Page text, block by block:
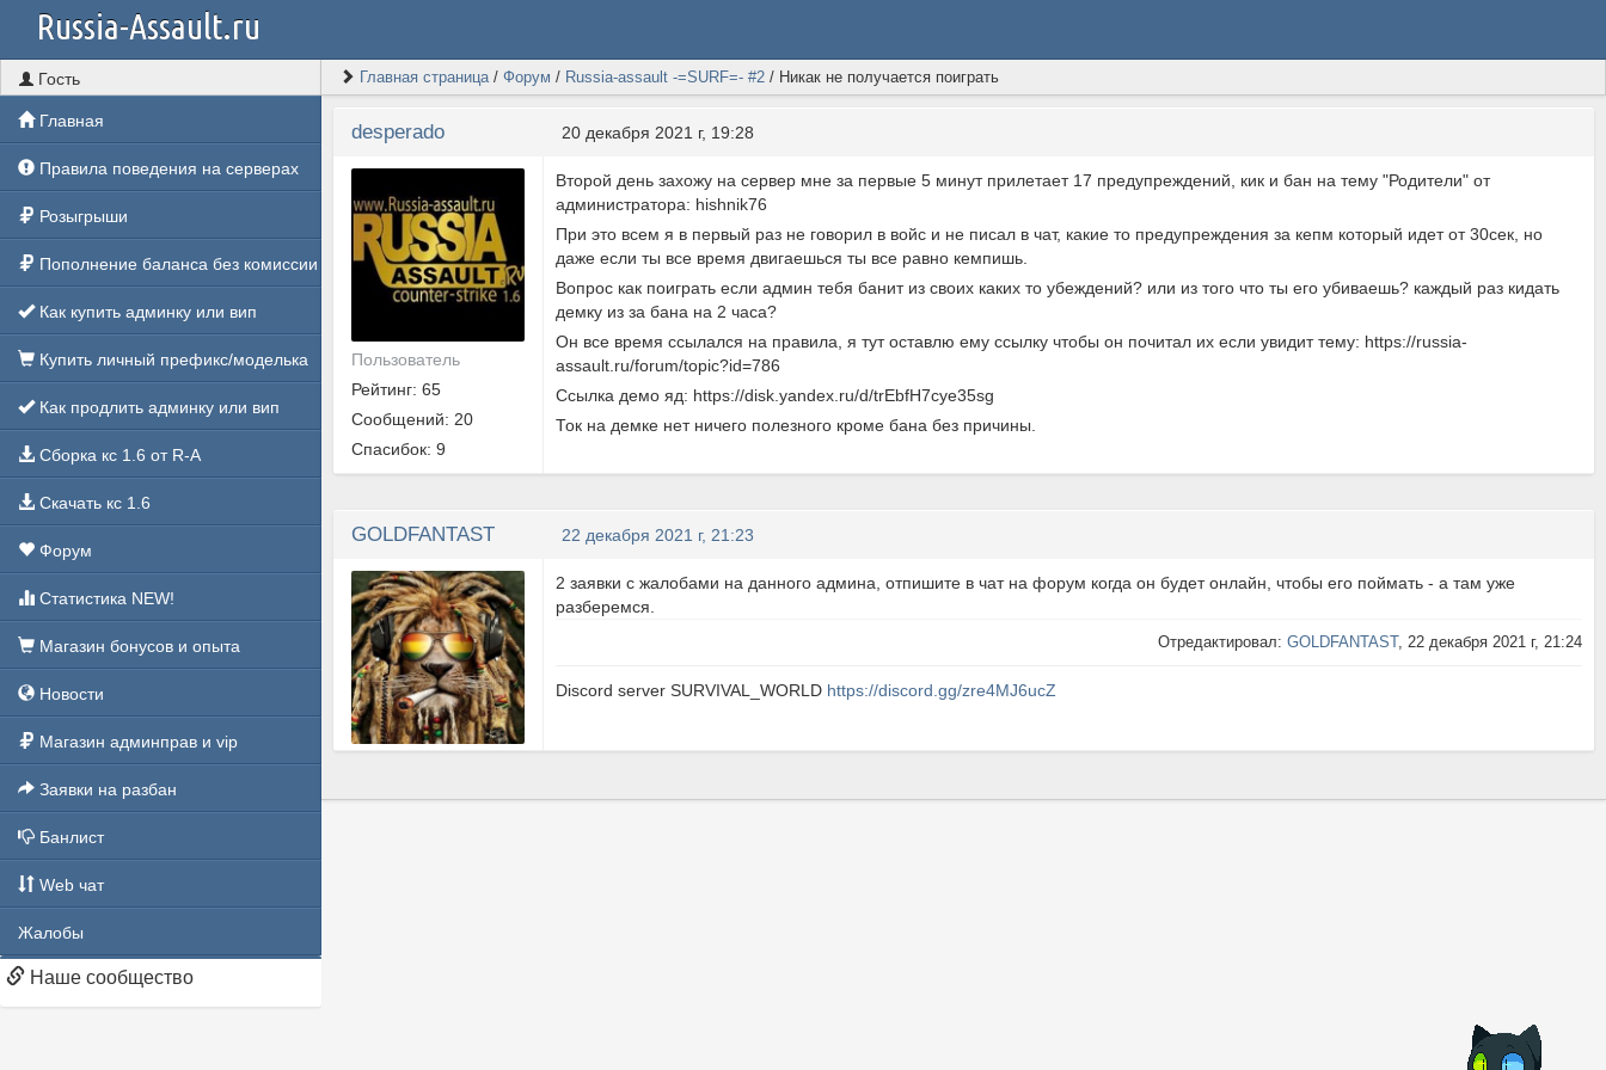
Russia-Assault.ru
Гость
Главная
Правила поведения на серверах
Розыгрыши
Пополнение баланса без комиссии
Как купить админку или вип
Купить личный префикс/моделька
Как продлить админку или вип
Сборка кс 1.6 от R-A
Скачать кс 1.6
Форум
Статистика NEW!
Магазин бонусов и опыта
Новости
Магазин админправ и vip
Заявки на разбан
Банлист
Web чат
Жалобы
Наше сообщество
Главная страница/ Форум / Russia-assault -=SURF=- #2/ Никак не получается поиграть
desperado 20 декабря 2021 г, 19:28
Пользователь
Рейтинг: 65
Сообщений: 20
Спасибок: 9
Второй день захожу на сервер мне за первые 5 минут прилетает 17 предупреждений, кик и бан на тему "Родители" от
администратора: hishnik76
При это всем я в первый раз не говорил в войс и не писал в чат, какие то предупреждения за кепм который идет от 30сек, но
даже если ты все время двигаешься ты все равно кемпишь.
Вопрос как поиграть если админ тебя банит из своих каких то убеждений? или из того что ты его убиваешь? каждый раз кидать
демку из за бана на 2 часа?
Он все время ссылался на правила, я тут оставлю ему ссылку чтобы он почитал их если увидит тему: https://russia-
assault.ru/forum/topic?id=786
Ссылка демо яд: https://disk.yandex.ru/d/trEbfH7cye35sg
Ток на демке нет ничего полезного кроме бана без причины.
GOLDFANTAST 22 декабря 2021 г, 21:23
2 заявки с жалобами на данного админа, отпишите в чат на форум когда он будет онлайн, чтобы его поймать - а там уже
разберемся.
Отредактировал: GOLDFANTAST, 22 декабря 2021 г, 21:24
Discord server SURVIVAL_WORLD https://discord.gg/zre4MJ6ucZ